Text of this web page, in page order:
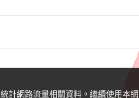
計網路流量相關資料。繼續使用本